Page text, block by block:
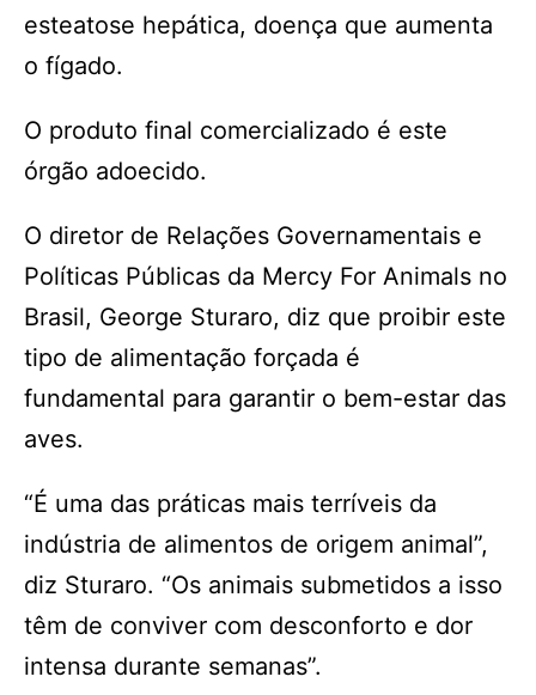
esteatose hepática, doença que aumenta
o fígado.
O produto final comercializado é este
órgão adoecido.
O diretor de Relações Governamentais e
Políticas Públicas da Mercy For Animals no
Brasil, George Sturaro, diz que proibir este
tipo de alimentação forçada é
fundamental para garantir o bem-estar das
aves.
“É uma das práticas mais terríveis da
indústria de alimentos de origem animal”,
diz Sturaro. “Os animais submetidos a isso
têm de conviver com desconforto e dor
intensa durante semanas”.